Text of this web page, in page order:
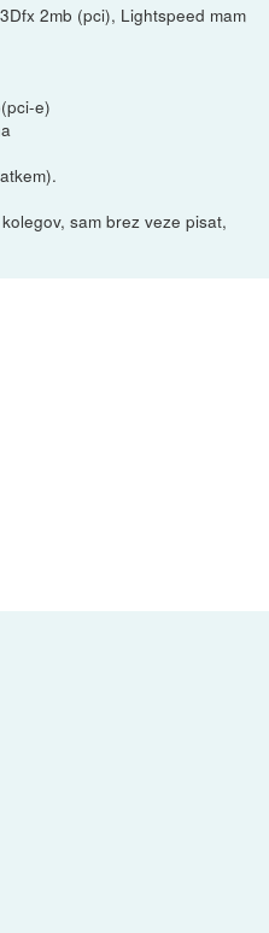
2mb (pci), Lightspeed mam
e)
sam brez veze pisat,